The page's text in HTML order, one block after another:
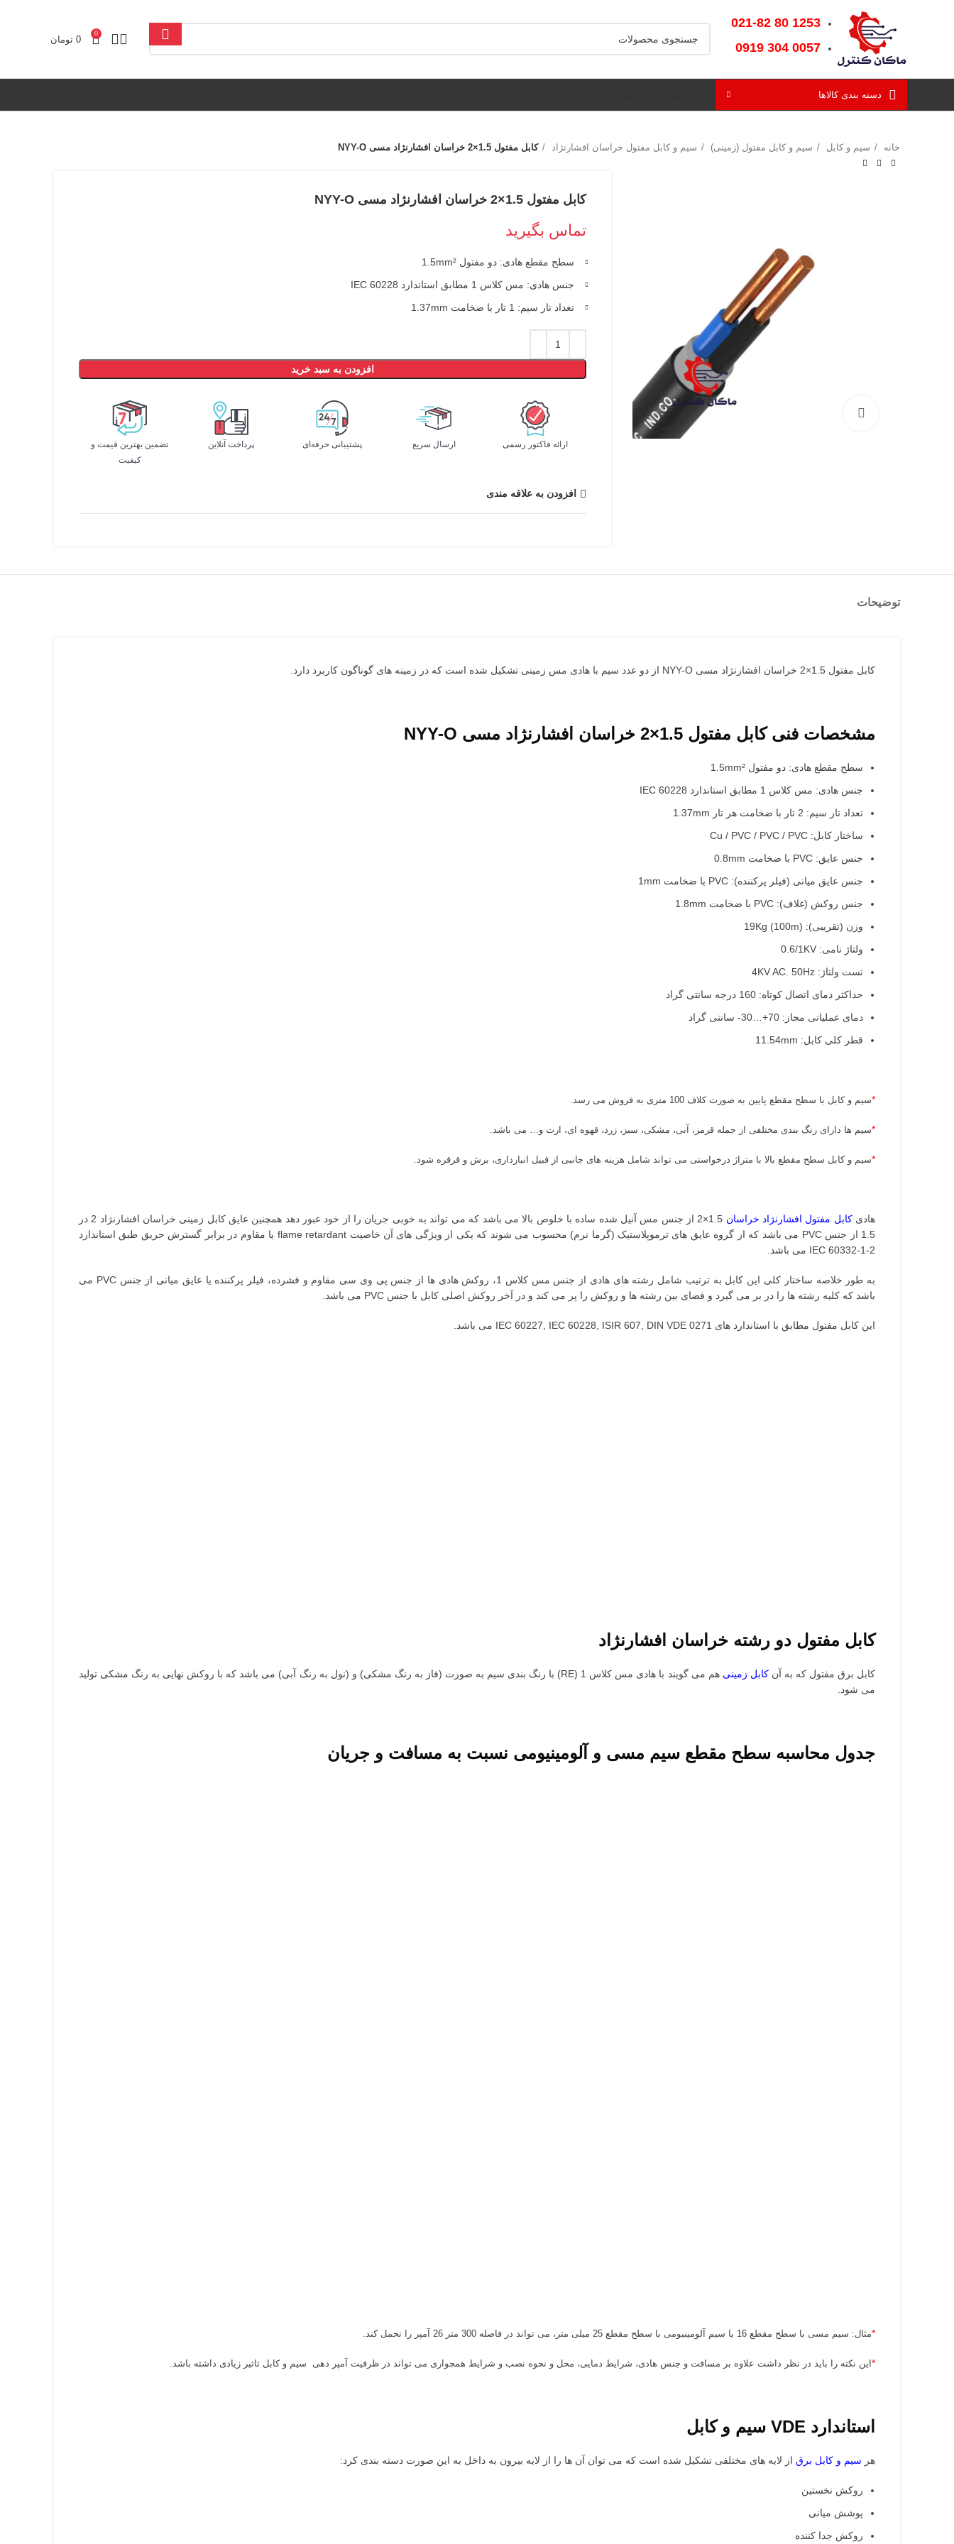
1253‌ 80‌ 021-82
0057‌ 304‌ 0919
0
0 تومان
دسته بندی کالاها
خانه سیم و کابل سیم و کابل مفتول (زمینی) سیم و کابل مفتول خراسان افشارنژاد کابل مفتول 1.5×2 خراسان افشارنژاد مسی NYY-O
کابل مفتول 1.5×2 خراسان افشارنژاد مسی NYY-O
تماس بگیرید
سطح مقطع هادی: دو مفتول 1.5mm²
جنس هادی: مس کلاس 1 مطابق استاندارد IEC 60228
تعداد تار سیم: 1 تار با ضخامت 1.37mm
افزودن به سبد خرید
ارائه فاکتور رسمی ارسال سریع پشتیبانی حرفه‌ای پرداخت آنلاین
تضمین بهترین قیمت و
کیفیت
افزودن به علاقه مندی
توضیحات
کابل مفتول 1.5×2 خراسان افشارنژاد مسی NYY-O از دو عدد سیم با هادی مس زمینی تشکیل شده است که در زمینه های گوناگون کاربرد دارد.
مشخصات فنی کابل مفتول 1.5×2 خراسان افشارنژاد مسی NYY-O
سطح مقطع هادی: دو مفتول 1.5mm²
جنس هادی: مس کلاس 1 مطابق استاندارد IEC 60228
تعداد تار سیم: 2 تار با ضخامت هر تار 1.37mm
ساختار کابل: Cu / PVC / PVC / PVC
جنس عایق: PVC با ضخامت 0.8mm
جنس عایق میانی (فیلر پرکننده): PVC با ضخامت 1mm
جنس روکش (غلاف): PVC با ضخامت 1.8mm
وزن (تقریبی): 19Kg (100m)
ولتاژ نامی: 0.6/1KV
تست ولتاژ: 4KV AC. 50Hz
حداکثر دمای اتصال کوتاه: 160 درجه سانتی گراد
دمای عملیاتی مجاز: 70+…30- سانتی گراد
قطر کلی کابل: 11.54mm
*سیم و کابل با سطح مقطع پایین به صورت کلاف 100 متری به فروش می رسد.
*سیم ها دارای رنگ بندی مختلفی از جمله قرمز، آبی، مشکی، سبز، زرد، قهوه ای، ارت و… می باشد.
*سیم و کابل سطح مقطع بالا با متراژ درخواستی می تواند شامل هزینه های جانبی از قبیل انبارداری، برش و قرقره شود.
هادیکابل مفتول افشارنژاد خراسان
1.5×2 از جنس مس آنیل شده ساده با خلوص بالا می باشد که می تواند به خوبی جریان را از خود عبور دهد همچنین عایق کابل زمینی خراسان افشارنژاد 2 در
1.5 از جنس PVC می باشد که از گروه عایق های ترموپلاستیک (گرما نرم) محسوب می شوند که یکی از ویژگی های آن خاصیت flame retardant یا مقاوم در برابر گسترش حریق طبق استاندارد
IEC 60332-1-2 می باشد.
به طور خلاصه ساختار کلی این کابل به ترتیب شامل رشته های هادی از جنس مس کلاس 1، روکش هادی ها از جنس پی وی سی مقاوم و فشرده، فیلر پرکننده یا عایق میانی از جنس PVC می
باشد که کلیه رشته ها را در بر می گیرد و فضای بین رشته ها و روکش را پر می کند و در آخر روکش اصلی کابل با جنس PVC می باشد.
این کابل مفتول مطابق با استاندارد های IEC 60227, IEC 60228, ISIR 607, DIN VDE 0271 می باشد.
کابل مفتول دو رشته خراسان افشارنژاد
کابل برق مفتول که به آنکابل زمینی
هم می گویند با هادی مس کلاس 1 (RE) با رنگ بندی سیم به صورت (فاز به رنگ مشکی) و (نول به رنگ آبی) می باشد که با روکش نهایی به رنگ مشکی تولید
می شود.
جدول محاسبه سطح مقطع سیم مسی و آلومینیومی نسبت به مسافت و جریان
*مثال: سیم مسی با سطح مقطع 16 یا سیم آلومینیومی با سطح مقطع 25 میلی متر، می تواند در فاصله 300 متر 26 آمپر را تحمل کند.
*این نکته را باید در نظر داشت علاوه بر مسافت و جنس هادی، شرایط دمایی، محل و نحوه نصب و شرایط همجواری می تواند در ظرفیت آمپر دهی سیم و کابل تاثیر زیادی داشته باشد.
استاندارد VDE سیم و کابل
هر سیم و کابل برق از لایه های مختلفی تشکیل شده است که می توان آن ها را از لایه بیرون به داخل به این صورت دسته بندی کرد:
روکش نخستین
پوشش میانی
روکش جدا کننده